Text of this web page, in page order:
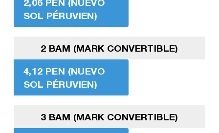
SOL PÉRUVIEN)
2 BAM (MARK CONVERTIBLE)
4,12 PEN (NUEVO
SOL PÉRUVIEN)
3 BAM (MARK CONVERTIBLE)